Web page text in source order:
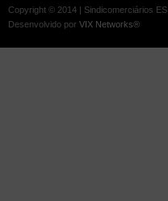
Copyright © 2014 | Sindicomerciários ES
Desenvolvido por VIX Networks®